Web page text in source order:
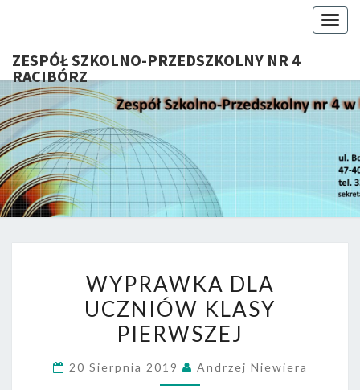
ZESPÓŁ SZKOLNO-PRZEDSZKOLNY NR 4
RACIBÓRZ
Serdecznie
Witamy Na
Stronie
Internetowej
ZSP Nr 4 W
Raciborzu
DLA
UCZNIÓW
KLASY
WYPRAWKA DLA
UCZNIÓW KLASY
PIERWSZEJ
20 Sierpnia 2019 Andrzej Niewiera